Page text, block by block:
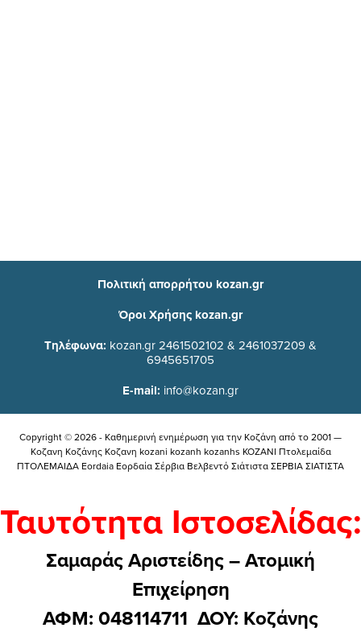
Πολιτική απορρήτου kozan.gr
Όροι Χρήσης kozan.gr
Τηλέφωνα: kozan.gr 2461502102 & 2461037209 &
6945651705
E-mail: info@kozan.gr
Copyright © 2026 - Καθημερινή ενημέρωση για την Kοζάνη από το 2001 —
Κοζανη Κοζάνης Κοζανη kozani kozanh kozanhs KOZANI Πτολεμαίδα
ΠΤΟΛΕΜΑΙΔΑ Eordaia Εορδαία Σέρβια Βελβεντό Σιάτιστα ΣΕΡΒΙΑ ΣΙΑΤΙΣΤΑ
Ταυτότητα Ιστοσελίδας:
Σαμαράς Αριστείδης – Ατομική
Επιχείρηση
ΑΦΜ: 048114711 ΔΟΥ: Kοζάνης